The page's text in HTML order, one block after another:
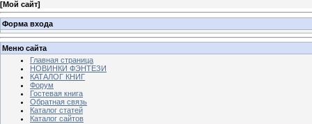
[Мой сайт]
Форма входа
Меню сайта
Главная страница
НОВИНКИ ФЭНТЕЗИ
КАТАЛОГ КНИГ
Форум
Гостевая книга
Обратная связь
Каталог статей
Каталог сайтов